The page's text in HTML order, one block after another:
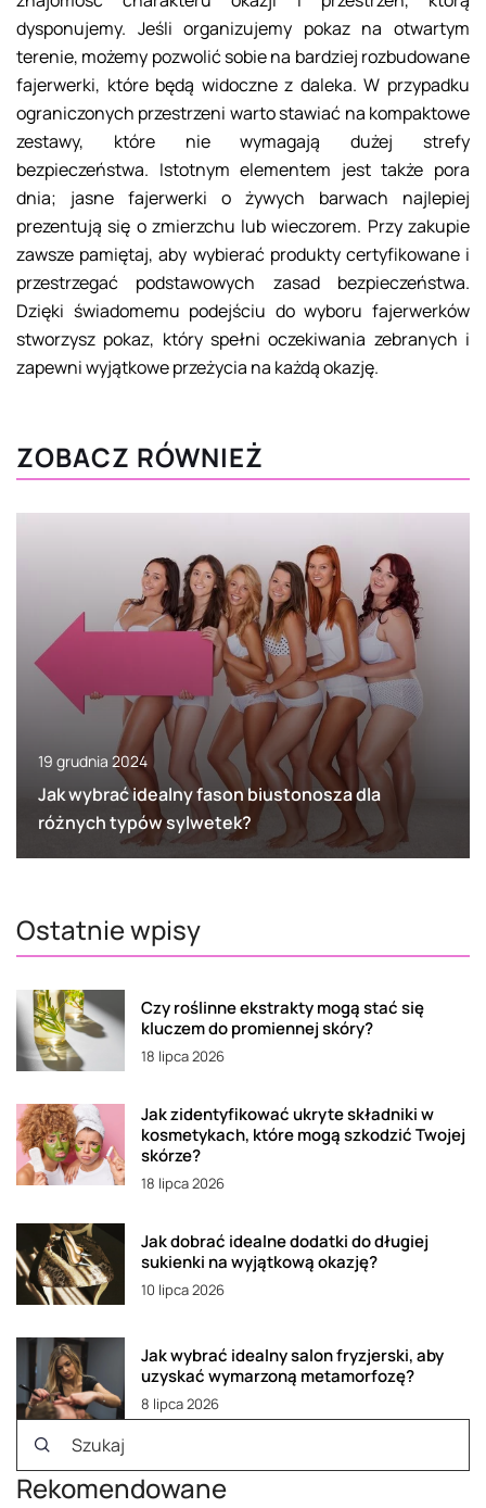
dysponujemy. Jeśli organizujemy pokaz na otwartym
terenie, możemy pozwolić sobie na bardziej rozbudowane
fajerwerki, które będą widoczne z daleka. W przypadku
ograniczonych przestrzeni warto stawiać na kompaktowe
zestawy, które nie wymagają dużej strefy
bezpieczeństwa. Istotnym elementem jest także pora
dnia; jasne fajerwerki o żywych barwach najlepiej
prezentują się o zmierzchu lub wieczorem. Przy zakupie
zawsze pamiętaj, aby wybierać produkty certyfikowane i
przestrzegać podstawowych zasad bezpieczeństwa.
Dzięki świadomemu podejściu do wyboru fajerwerków
stworzysz pokaz, który spełni oczekiwania zebranych i
zapewni wyjątkowe przeżycia na każdą okazję.
ZOBACZ RÓWNIEŻ
19 grudnia 2024
Jak wybrać idealny fason biustonosza dla
różnych typów sylwetek?
Ostatnie wpisy
Czy roślinne ekstrakty mogą stać się
kluczem do promiennej skóry?
18 lipca 2026
Jak zidentyfikować ukryte składniki w
kosmetykach, które mogą szkodzić Twojej
skórze?
18 lipca 2026
Jak dobrać idealne dodatki do długiej
sukienki na wyjątkową okazję?
10 lipca 2026
Jak wybrać idealny salon fryzjerski, aby
uzyskać wymarzoną metamorfozę?
8 lipca 2026
Rekomendowane